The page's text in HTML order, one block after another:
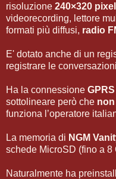
risoluzione 240×320 pixel
videorecording, lettore
formati più diffusi, radio
E' dotato anche di un
registrare le
Ha la connessione GPRS
sottolineare però che non
funziona l’operatore
La memoria di NGM
schede MicroSD (fino a 8
Naturalmente ha